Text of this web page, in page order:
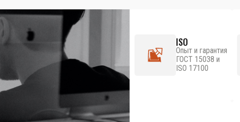
ISO
Опыт и гарантия
ГОСТ 15038 и
ISO 17100